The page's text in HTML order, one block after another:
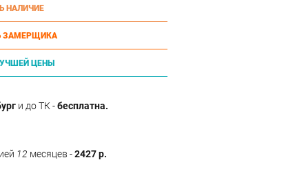
НАЛИЧИЕ
ЗАМЕРЩИКА
ЦЕНЫ
и до ТК -бесплатна.
12 месяцев -2427 р.